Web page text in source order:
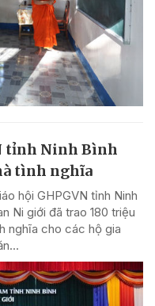
tỉnh Ninh Bình
tình nghĩa
hội GHPGVN tỉnh Ninh
Ni giới đã trao 180 triệu
nghĩa cho các hộ gia